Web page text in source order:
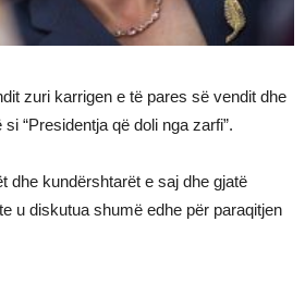
zuri karrigen e të pares së vendit dhe
“Presidentja që doli nga zarfi”.
dhe kundërshtarët e saj dhe gjatë
u diskutua shumë edhe për paraqitjen